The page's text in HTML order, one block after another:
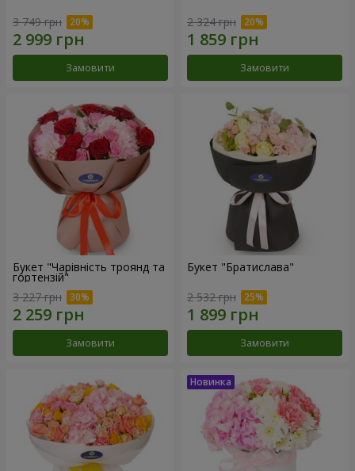
3 749 грн
Замовити
2 324 грн
Замовити
Букет "Чарівність троянд та
гортензій"
3 227 грн
Замовити
Букет "Братислава"
2 532 грн
Замовити